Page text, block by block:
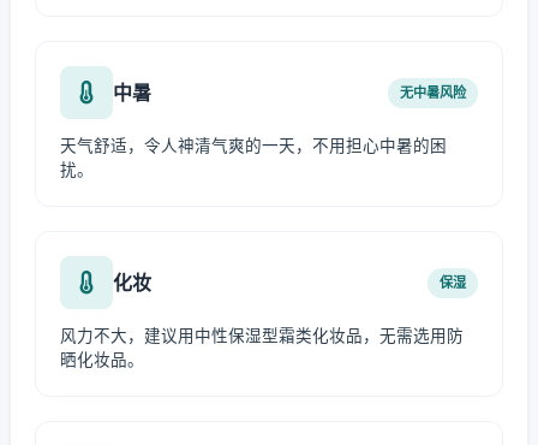
中暑 无中暑风险
天气舒适，令人神清气爽的一天，不用担心中暑的困
扰。
化妆 保湿
风力不大，建议用中性保湿型霜类化妆品，无需选用防
晒化妆品。